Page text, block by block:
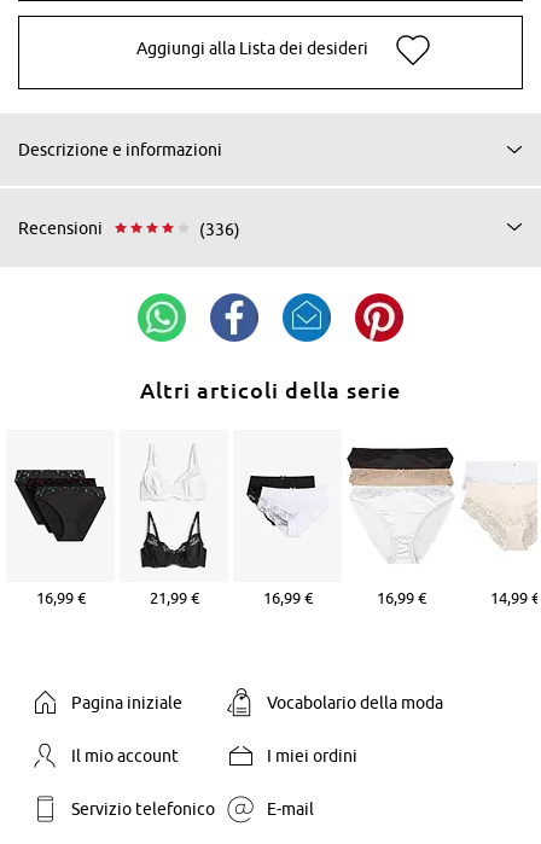
Aggiungi alla Lista dei desideri
Descrizione e informazioni
Recensioni (336)
Altri articoli della serie
16,99 € 21,99 € 16,99 € 16,99 € 14,99 €
Pagina iniziale Vocabolario della moda
Il mio account I miei ordini
Servizio telefonico E-mail